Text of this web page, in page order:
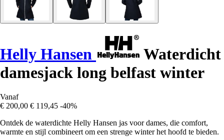
Helly Hansen
Waterdicht
damesjack long belfast winter
Vanaf
€ 200,00 € 119,45 -40%
Ontdek de waterdichte Helly Hansen jas voor dames, die comfort,
warmte en stijl combineert om een strenge winter het hoofd te bieden.